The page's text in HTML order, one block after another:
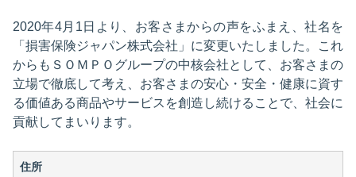
2020年4月1日より、お客さまからの声をふまえ、社名を
「損害保険ジャパン株式会社」に変更いたしました。これ
からもＳＯＭＰＯグループの中核会社として、お客さまの
立場で徹底して考え、お客さまの安心・安全・健康に資す
る価値ある商品やサービスを創造し続けることで、社会に
貢献してまいります。
住所